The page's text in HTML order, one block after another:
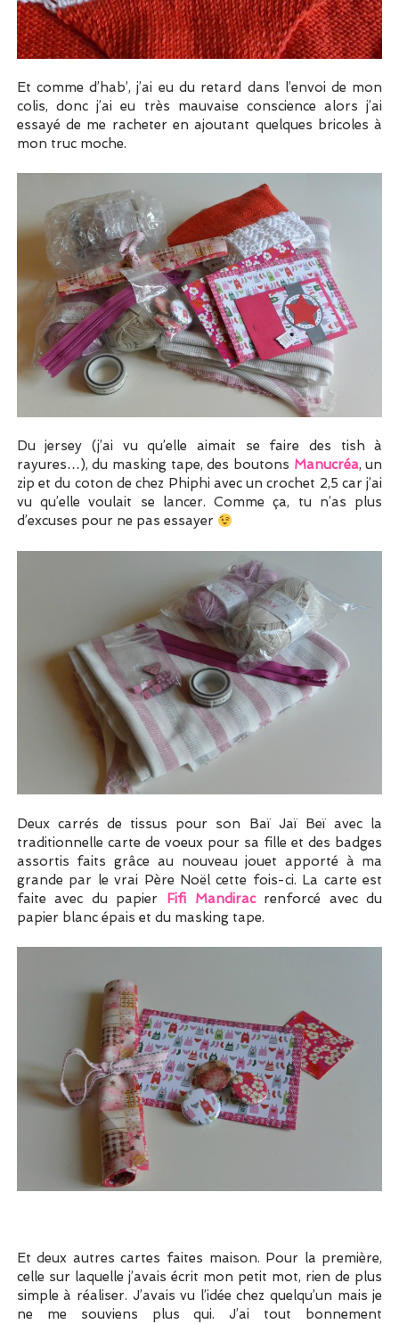
Et comme d’hab’, j’ai eu du retard dans l’envoi de mon
colis, donc j’ai eu très mauvaise conscience alors j’ai
essayé de me racheter en ajoutant quelques bricoles à
mon truc moche.
Du jersey (j’ai vu qu’elle aimait se faire des tish à
rayures…), du masking tape, des boutons Manucréa, un
zip et du coton de chez Phiphi avec un crochet 2,5 car j’ai
vu qu’elle voulait se lancer. Comme ça, tu n’as plus
d’excuses pour ne pas essayer
Deux carrés de tissus pour son Baï Jaï Beï avec la
traditionnelle carte de voeux pour sa fille et des badges
assortis faits grâce au nouveau jouet apporté à ma
grande par le vrai Père Noël cette fois-ci. La carte est
faite avec du papier
Fifi Mandiracrenforcé avec du
papier blanc épais et du masking tape.
Et deux autres cartes faites maison. Pour la première,
celle sur laquelle j’avais écrit mon petit mot, rien de plus
simple à réaliser. J’avais vu l’idée chez quelqu’un mais je
ne me souviens plus qui. J’ai tout bonnement